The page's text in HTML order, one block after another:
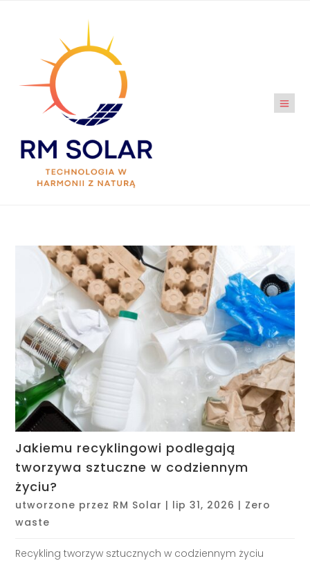
Jakiemu recyklingowi podlegają
tworzywa sztuczne w codziennym
życiu?
utworzone przez RM Solar | lip 31, 2026 | Zero
waste
Recykling tworzyw sztucznych w codziennym życiu